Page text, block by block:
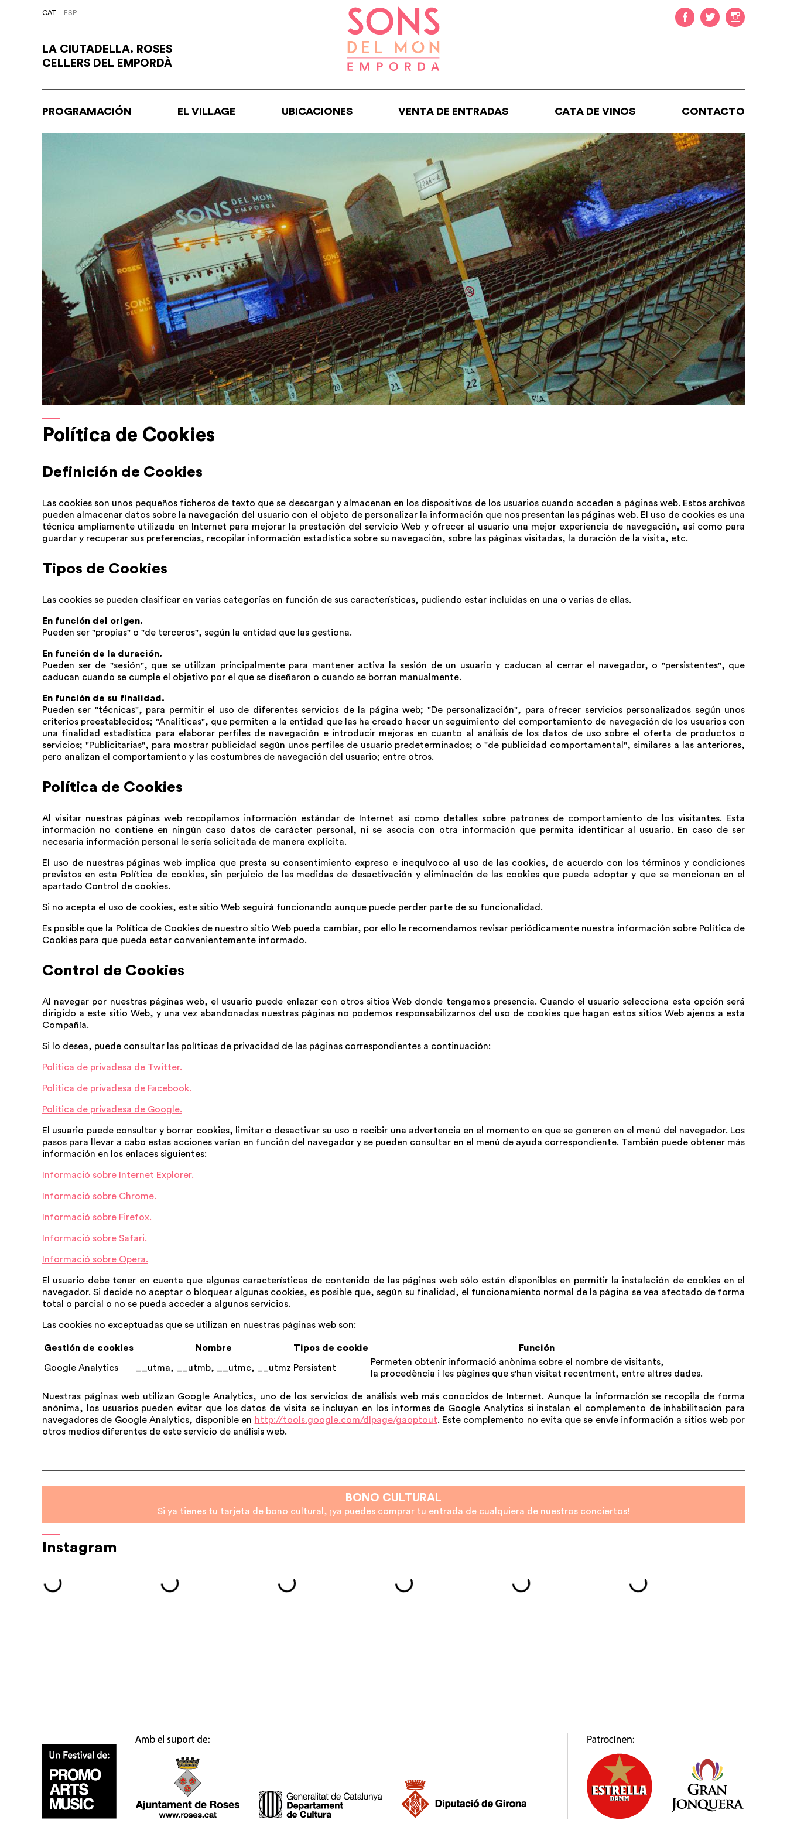
to
to
content
CAT ESP
LA CIUTADELLA. ROSES
CELLERS DEL EMPORDÀ
PROGRAMACIÓN EL VILLAGE UBICACIONES VENTA DE ENTRADAS CATA DE VINOS CONTACTO
Política de Cookies
Definición de Cookies
Las cookies son unos pequeños ficheros de texto que se descargan y almacenan en los dispositivos de los usuarios cuando acceden a páginas web. Estos archivos
pueden almacenar datos sobre la navegación del usuario con el objeto de personalizar la información que nos presentan las páginas web. El uso de cookies es una
técnica ampliamente utilizada en Internet para mejorar la prestación del servicio Web y ofrecer al usuario una mejor experiencia de navegación, así como para
guardar y recuperar sus preferencias, recopilar información estadística sobre su navegación, sobre las páginas visitadas, la duración de la visita, etc.
Tipos de Cookies
Las cookies se pueden clasificar en varias categorías en función de sus características, pudiendo estar incluidas en una o varias de ellas.
En función del origen.
Pueden ser "propias" o "de terceros", según la entidad que las gestiona.
En función de la duración.
Pueden ser de "sesión", que se utilizan principalmente para mantener activa la sesión de un usuario y caducan al cerrar el navegador, o "persistentes", que
caducan cuando se cumple el objetivo por el que se diseñaron o cuando se borran manualmente.
En función de su finalidad.
Pueden ser "técnicas", para permitir el uso de diferentes servicios de la página web; "De personalización", para ofrecer servicios personalizados según unos
criterios preestablecidos; "Analíticas", que permiten a la entidad que las ha creado hacer un seguimiento del comportamiento de navegación de los usuarios con
una finalidad estadística para elaborar perfiles de navegación e introducir mejoras en cuanto al análisis de los datos de uso sobre el oferta de productos o
servicios; "Publicitarias", para mostrar publicidad según unos perfiles de usuario predeterminados; o "de publicidad comportamental", similares a las anteriores,
pero analizan el comportamiento y las costumbres de navegación del usuario; entre otros.
Política de Cookies
Al visitar nuestras páginas web recopilamos información estándar de Internet así como detalles sobre patrones de comportamiento de los visitantes. Esta
información no contiene en ningún caso datos de carácter personal, ni se asocia con otra información que permita identificar al usuario. En caso de ser
necesaria información personal le sería solicitada de manera explícita.
El uso de nuestras páginas web implica que presta su consentimiento expreso e inequívoco al uso de las cookies, de acuerdo con los términos y condiciones
previstos en esta Política de cookies, sin perjuicio de las medidas de desactivación y eliminación de las cookies que pueda adoptar y que se mencionan en el
apartado Control de cookies.
Si no acepta el uso de cookies, este sitio Web seguirá funcionando aunque puede perder parte de su funcionalidad.
Es posible que la Política de Cookies de nuestro sitio Web pueda cambiar, por ello le recomendamos revisar periódicamente nuestra información sobre Política de
Cookies para que pueda estar convenientemente informado.
Control de Cookies
Al navegar por nuestras páginas web, el usuario puede enlazar con otros sitios Web donde tengamos presencia. Cuando el usuario selecciona esta opción será
dirigido a este sitio Web, y una vez abandonadas nuestras páginas no podemos responsabilizarnos del uso de cookies que hagan estos sitios Web ajenos a esta
Compañía.
Si lo desea, puede consultar las políticas de privacidad de las páginas correspondientes a continuación:
Política de privadesa de Twitter.
Política de privadesa de Facebook.
Política de privadesa de Google.
El usuario puede consultar y borrar cookies, limitar o desactivar su uso o recibir una advertencia en el momento en que se generen en el menú del navegador. Los
pasos para llevar a cabo estas acciones varían en función del navegador y se pueden consultar en el menú de ayuda correspondiente. También puede obtener más
información en los enlaces siguientes:
Informació sobre Internet Explorer.
Informació sobre Chrome.
Informació sobre Firefox.
Informació sobre Safari.
Informació sobre Opera.
El usuario debe tener en cuenta que algunas características de contenido de las páginas web sólo están disponibles en permitir la instalación de cookies en el
navegador. Si decide no aceptar o bloquear algunas cookies, es posible que, según su finalidad, el funcionamiento normal de la página se vea afectado de forma
total o parcial o no se pueda acceder a algunos servicios.
Las cookies no exceptuadas que se utilizan en nuestras páginas web son:
Gestión de cookies Nombre Tipos de cookie Función
Google Analytics __utma, __utmb, __utmc, __utmz Persistent
Permeten obtenir informació anònima sobre el nombre de visitants,
la procedència i les pàgines que s'han visitat recentment, entre altres dades.
Nuestras páginas web utilizan Google Analytics, uno de los servicios de análisis web más conocidos de Internet. Aunque la información se recopila de forma
anónima, los usuarios pueden evitar que los datos de visita se incluyan en los informes de Google Analytics si instalan el complemento de inhabilitación para
navegadores de Google Analytics, disponible en http://tools.google.com/dlpage/gaoptout. Este complemento no evita que se envíe información a sitios web por
otros medios diferentes de este servicio de análisis web.
BONO CULTURAL
Si ya tienes tu tarjeta de bono cultural, ¡ya puedes comprar tu entrada de cualquiera de nuestros conciertos!
Instagram